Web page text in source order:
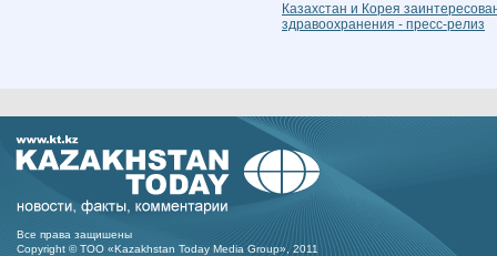
Казахстан и Корея
здравоохранения - пресс-релиз
Все права защишены
Copyright © ТОО «Kazakhstan Today Media Group», 2011